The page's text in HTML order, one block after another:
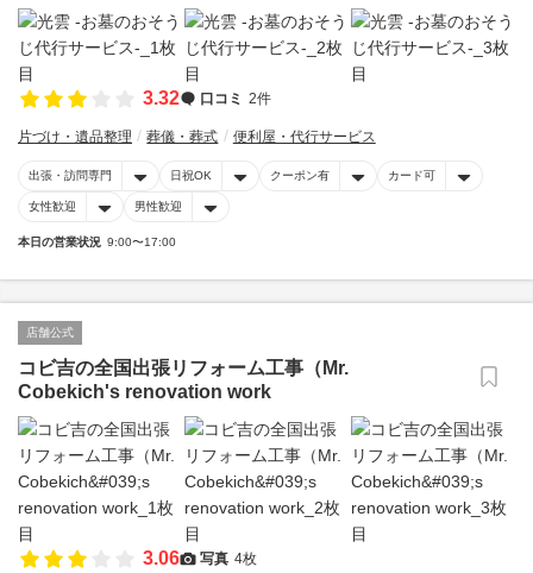
3.32 口コミ 2件
片づけ・遺品整理 葬儀・葬式 便利屋・代行サービス
出張・訪問専門 日祝OK クーポン有 カード可
女性歓迎 男性歓迎
本日の営業状況 9:00〜17:00
店舗公式
コビ吉の全国出張リフォーム工事（Mr.
Cobekich's renovation work
3.06 写真 4枚